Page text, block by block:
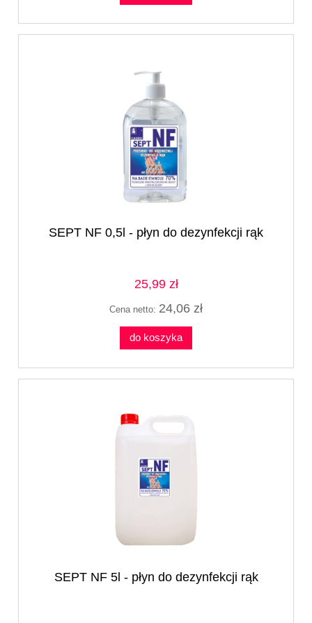
SEPT NF 0,5l - płyn do dezynfekcji rąk
25,99 zł
Cena netto: 24,06 zł
do koszyka
SEPT NF 5l - płyn do dezynfekcji rąk